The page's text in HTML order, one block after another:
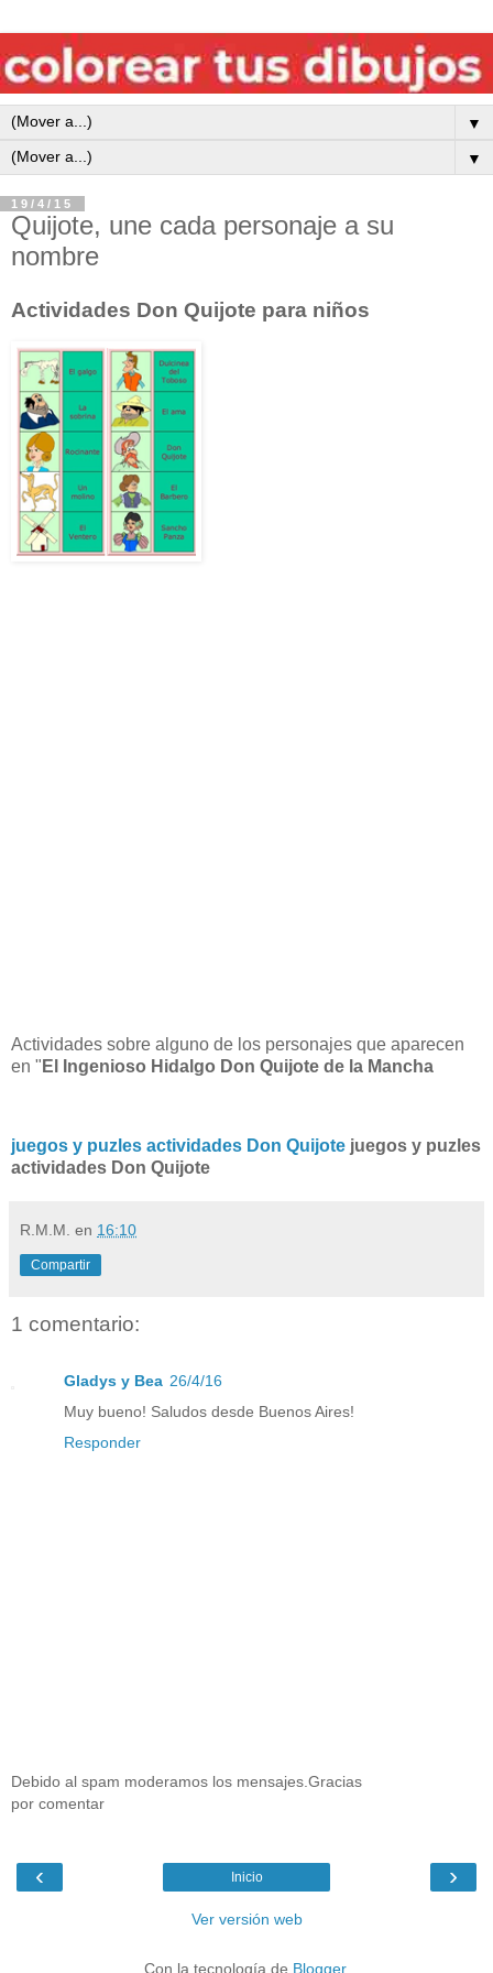
▼
▼
19/4/15
Quijote, une cada personaje a su
nombre
Actividades Don Quijote para niños
Actividades sobre alguno de los personajes que aparecen
en " El Ingenioso Hidalgo Don Quijote de la Mancha
juegos y puzles actividades Don Quijote juegos y puzles
actividades Don Quijote
R.M.M. en 16:10
Compartir
1 comentario:
Gladys y Bea 26/4/16
Muy bueno! Saludos desde Buenos Aires!
Responder
Debido al spam moderamos los mensajes.Gracias
por comentar
‹ ›
Inicio
Ver versión web
Con la tecnología de Blogger.